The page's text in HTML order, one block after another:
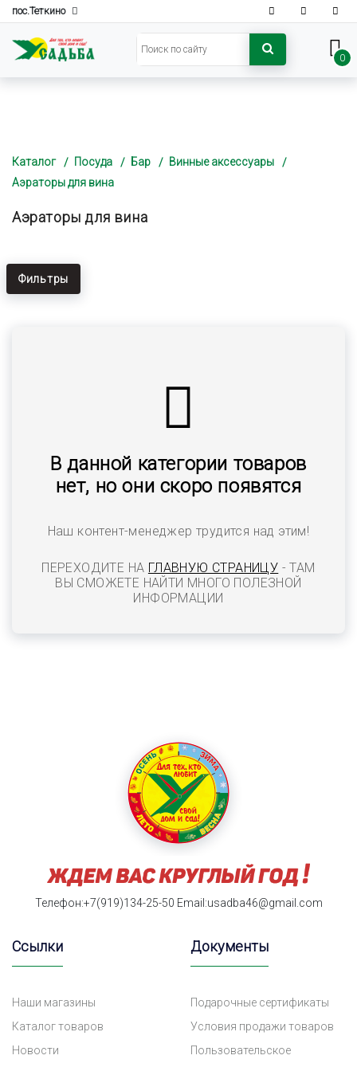
пос.Теткино
0
Каталог Посуда Бар
Винные аксессуары
Аэраторы для вина
Аэраторы для вина
Фильтры
В данной категории товаров
нет, но они скоро появятся
Наш контент-менеджер трудится над этим!
ПЕРЕХОДИТЕ НА ГЛАВНУЮ СТРАНИЦУ - ТАМ
ВЫ СМОЖЕТЕ НАЙТИ МНОГО ПОЛЕЗНОЙ
ИНФОРМАЦИИ
Телефон:+7(919)134-25-50 Email:usadba46@gmail.com
Ссылки
Наши магазины
Каталог товаров
Новости
Документы
Подарочные сертификаты
Условия продажи товаров
Пользовательское